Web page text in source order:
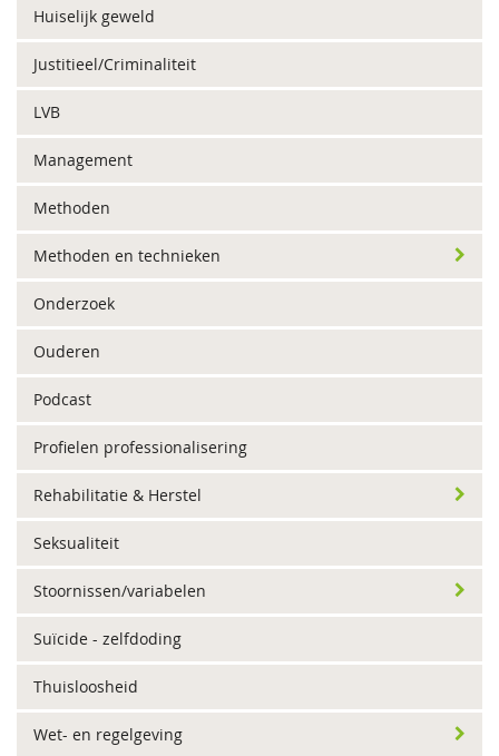
Huiselijk geweld
Justitieel/Criminaliteit
LVB
Management
Methoden
Methoden en technieken
Onderzoek
Ouderen
Podcast
Profielen professionalisering
Rehabilitatie & Herstel
Seksualiteit
Stoornissen/variabelen
Suïcide - zelfdoding
Thuisloosheid
Wet- en regelgeving